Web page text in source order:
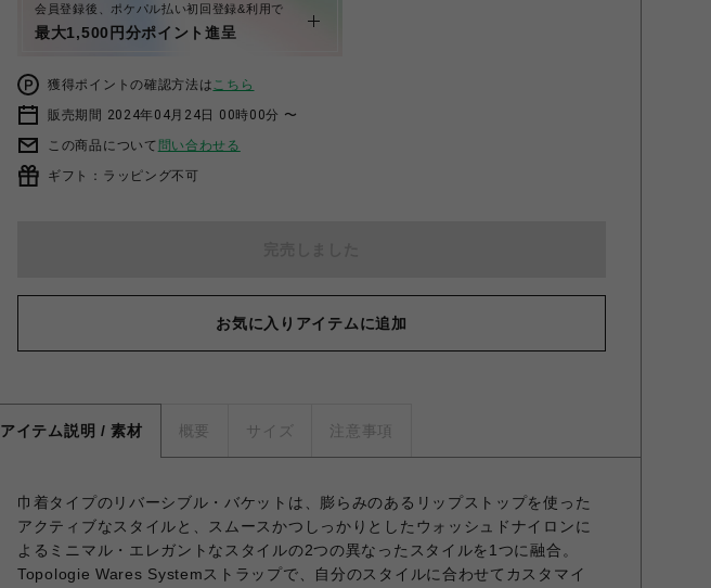
会員登録後、ポケパル払い初回登録&利用で
最大1,500円分ポイント進呈
獲得ポイントの確認方法はこちら
販売期間 2024年04月24日 00時00分 〜
この商品について 問い合わせる
ギフト：ラッピング不可
お気に入りアイテムに追加
アイテム説明 / 素材 概要 サイズ 注意事項
巾着タイプのリバーシブル・バケットは、膨らみのあるリップストップを使った
アクティブなスタイルと、スムースかつしっかりとしたウォッシュドナイロンに
よるミニマル・エレガントなスタイルの2つの異なったスタイルを1つに融合。
Topologie Wares Systemストラップで、自分のスタイルに合わせてカスタマイ